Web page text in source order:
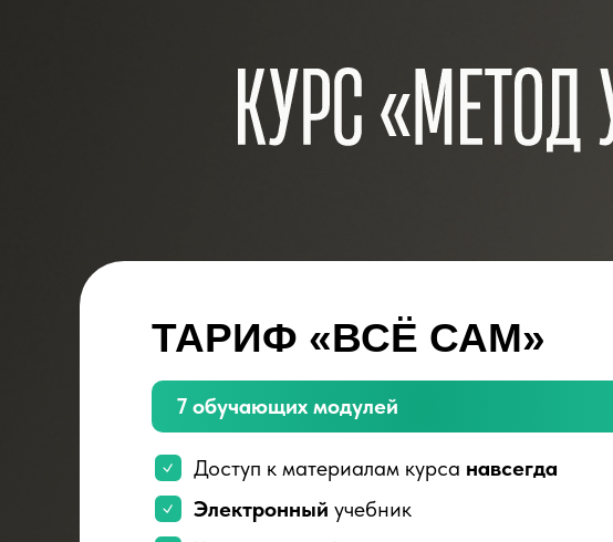
7 обучающих модулей
ТАРИФ «ВСЁ САМ»
Электронный учебник
Доступ к материалам курса навсегда